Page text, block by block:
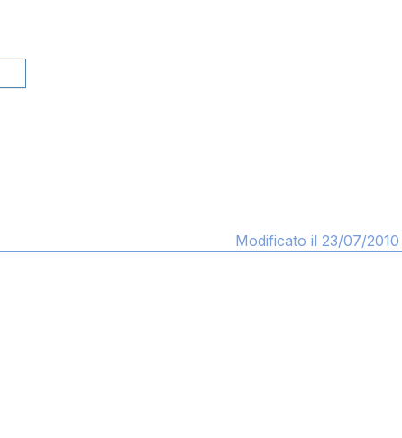
Modificato il 23/07/2010